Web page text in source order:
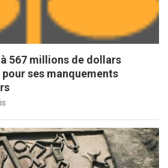
567 millions de dollars
ses manquements